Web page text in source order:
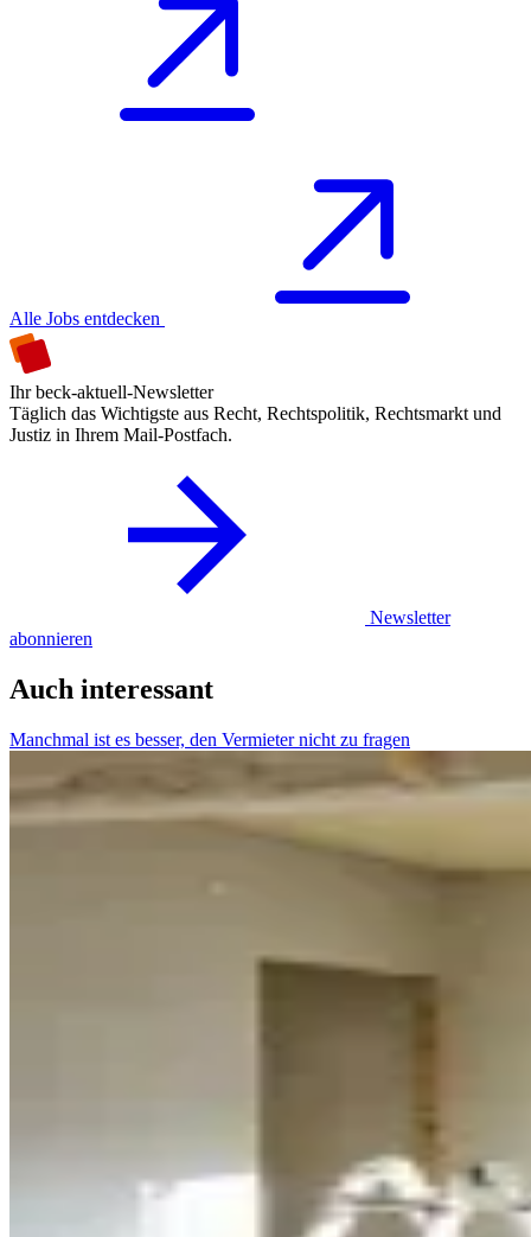
Alle Jobs entdecken
Ihr beck-aktuell-Newsletter
Täglich das Wichtigste aus Recht, Rechtspolitik, Rechtsmarkt und
Justiz in Ihrem Mail-Postfach.
Newsletter
abonnieren
Auch interessant
Manchmal ist es besser, den Vermieter nicht zu fragen